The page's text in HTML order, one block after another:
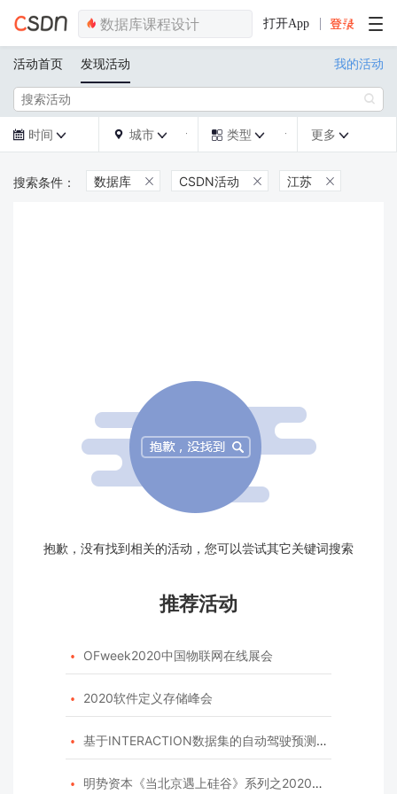
打开App
活动首页 发现活动 我的活动

 时间   城市   类型  更多 
数据库  CSDN活动  江苏 
抱歉，没有找到相关的活动，您可以尝试其它关键词搜索
推荐活动
 OFweek2020中国物联网在线展会
 2020软件定义存储峰会
 基于INTERACTION数据集的自动驾驶预测模型挑战赛
 明势资本《当北京遇上硅谷》系列之2020年度开源峰会